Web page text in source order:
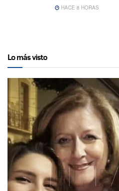
HACE 8 HORAS
Lo más visto